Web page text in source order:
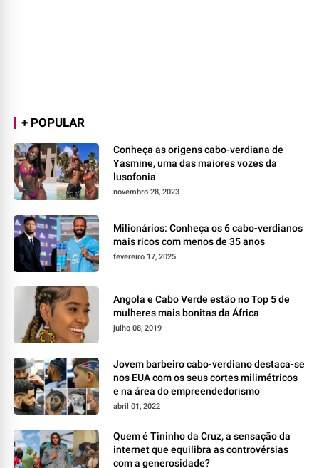
+ POPULAR
Conheça as origens cabo-verdiana de
Yasmine, uma das maiores vozes da
lusofonia
novembro 28, 2023
Milionários: Conheça os 6 cabo-verdianos
mais ricos com menos de 35 anos
fevereiro 17, 2025
Angola e Cabo Verde estão no Top 5 de
mulheres mais bonitas da África
julho 08, 2019
Jovem barbeiro cabo-verdiano destaca-se
nos EUA com os seus cortes milimétricos
e na área do empreendedorismo
abril 01, 2022
Quem é Tininho da Cruz, a sensação da
internet que equilibra as controvérsias
com a generosidade?